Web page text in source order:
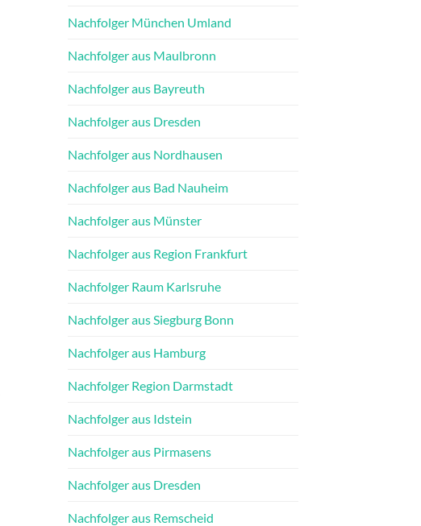
Nachfolger München Umland
Nachfolger aus Maulbronn
Nachfolger aus Bayreuth
Nachfolger aus Dresden
Nachfolger aus Nordhausen
Nachfolger aus Bad Nauheim
Nachfolger aus Münster
Nachfolger aus Region Frankfurt
Nachfolger Raum Karlsruhe
Nachfolger aus Siegburg Bonn
Nachfolger aus Hamburg
Nachfolger Region Darmstadt
Nachfolger aus Idstein
Nachfolger aus Pirmasens
Nachfolger aus Dresden
Nachfolger aus Remscheid